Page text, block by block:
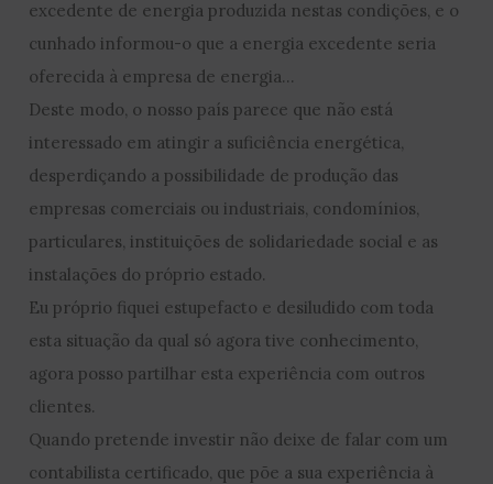
excedente de energia produzida nestas condições, e o
cunhado informou-o que a energia excedente seria
oferecida à empresa de energia…
Deste modo, o nosso país parece que não está
interessado em atingir a suficiência energética,
desperdiçando a possibilidade de produção das
empresas comerciais ou industriais, condomínios,
particulares, instituições de solidariedade social e as
instalações do próprio estado.
Eu próprio fiquei estupefacto e desiludido com toda
esta situação da qual só agora tive conhecimento,
agora posso partilhar esta experiência com outros
clientes.
Quando pretende investir não deixe de falar com um
contabilista certificado, que põe a sua experiência à